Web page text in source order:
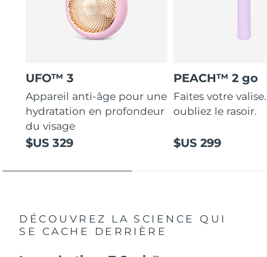
UFO™ 3
Appareil anti-âge pour une
hydratation en profondeur
du visage
$US 329
PEACH™ 2 go
Faites votre
oubliez le rasoir.
$US 299
DÉCOUVREZ LA SCIENCE QUI
SE CACHE DERRIÈRE